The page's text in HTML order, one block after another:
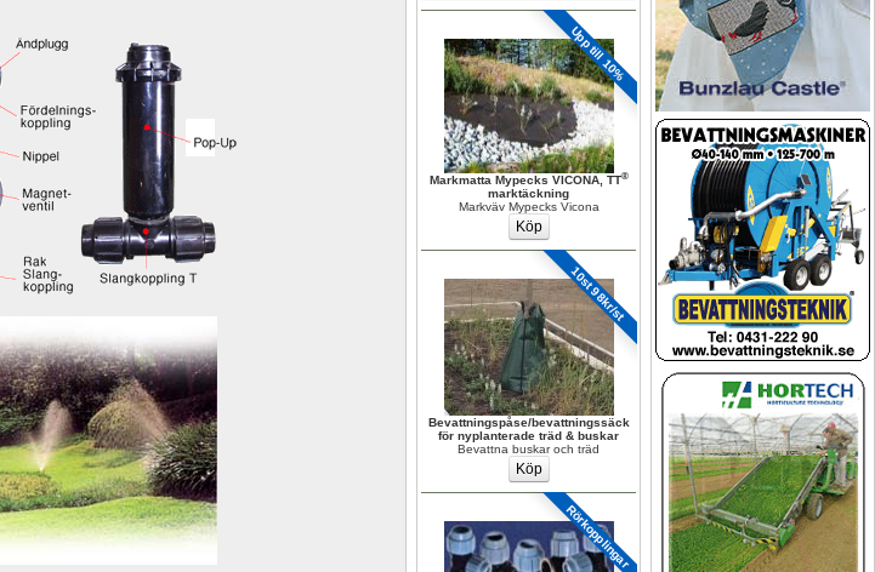
Upp till 10%
Markmatta Mypecks VICONA, TT®
marktäckning
Markväv Mypecks Vicona
10st 98kr/st
Bevattningspåse/bevattningssäck
för nyplanterade träd & buskar
Bevattna buskar och träd
Rörkopplingar